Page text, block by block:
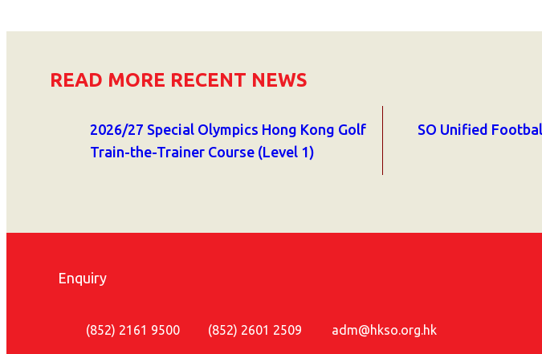
READ MORE RECENT NEWS
2026/27 Special Olympics Hong Kong Golf
Train-the-Trainer Course (Level 1)
SO Unified
Enquiry
(852) 2161 9500 (852) 2601 2509 adm@hkso.org.hk